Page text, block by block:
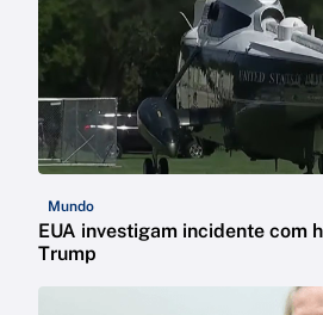
Mundo
EUA investigam incidente com
Trump